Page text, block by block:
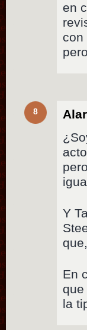
en
con
8
Y
En
que
la